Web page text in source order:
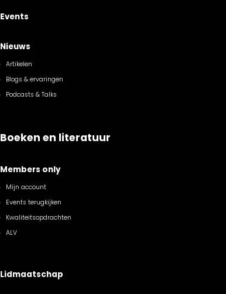
Events
Nieuws
Artikelen
Blogs & ervaringen
Podcasts & Talks
Boeken en literatuur
Members only
Mijn account
Events terugkijken
Kwaliteitsopdrachten
ALV
Lidmaatschap